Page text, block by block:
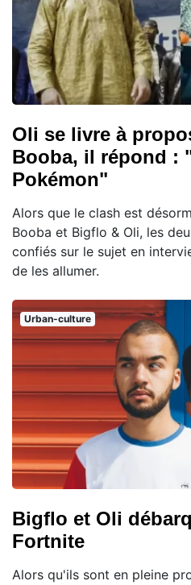
Oli se livre à
Booba, il répond :
Pokémon"
Alors que le clash est
Booba et Bigflo & Oli, les
confiés sur le sujet en
de les allumer.
Urban-culture
Bigflo et Oli
Fortnite
Alors qu'ils sont en pleine